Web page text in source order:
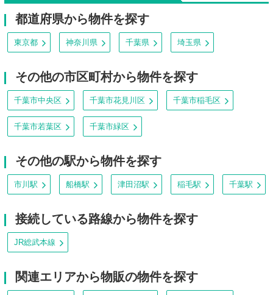
都道府県から物件を探す
東京都 神奈川県 千葉県 埼玉県
その他の市区町村から物件を探す
千葉市中央区 千葉市花見川区 千葉市稲毛区
千葉市若葉区 千葉市緑区
その他の駅から物件を探す
市川駅 船橋駅 津田沼駅 稲毛駅 千葉駅
接続している路線から物件を探す
JR総武本線
関連エリアから物販の物件を探す